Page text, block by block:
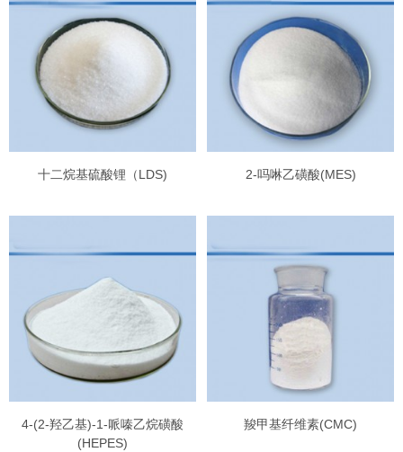
十二烷基硫酸锂（LDS) 2-吗啉乙磺酸(MES)
4-(2-羟乙基)-1-哌嗪乙烷磺酸
(HEPES)
羧甲基纤维素(CMC)